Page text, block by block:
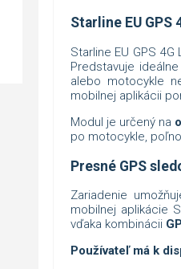
Starline EU
Starline EU GPS
Predstavuje
alebo motocykle
mobilnej aplikácii
Modul je určený na
po motocykle,
Presné GPS
Zariadenie
mobilnej aplikácie
vďaka kombinácii
Používateľ má k